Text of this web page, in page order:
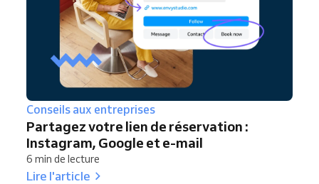
Conseils aux entreprises
Partagez votre lien de réservation :
Instagram, Google et e-mail
6 min de lecture
Lire l'article